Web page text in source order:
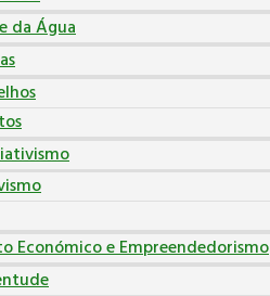
da Água
Económico e Empreendedorismo